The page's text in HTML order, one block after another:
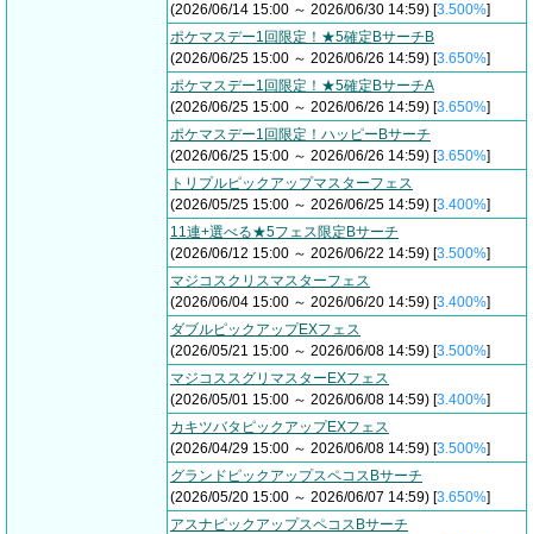
(2026/06/14 15:00 ～ 2026/06/30 14:59) [3.500%]
ポケマスデー1回限定！★5確定BサーチB
(2026/06/25 15:00 ～ 2026/06/26 14:59) [3.650%]
ポケマスデー1回限定！★5確定BサーチA
(2026/06/25 15:00 ～ 2026/06/26 14:59) [3.650%]
ポケマスデー1回限定！ハッピーBサーチ
(2026/06/25 15:00 ～ 2026/06/26 14:59) [3.650%]
トリプルピックアップマスターフェス
(2026/05/25 15:00 ～ 2026/06/25 14:59) [3.400%]
11連+選べる★5フェス限定Bサーチ
(2026/06/12 15:00 ～ 2026/06/22 14:59) [3.500%]
マジコスクリスマスターフェス
(2026/06/04 15:00 ～ 2026/06/20 14:59) [3.400%]
ダブルピックアップEXフェス
(2026/05/21 15:00 ～ 2026/06/08 14:59) [3.500%]
マジコススグリマスターEXフェス
(2026/05/01 15:00 ～ 2026/06/08 14:59) [3.400%]
カキツバタピックアップEXフェス
(2026/04/29 15:00 ～ 2026/06/08 14:59) [3.500%]
グランドピックアップスペコスBサーチ
(2026/05/20 15:00 ～ 2026/06/07 14:59) [3.650%]
アスナピックアップスペコスBサーチ